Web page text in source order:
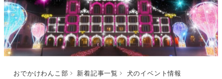
へ
移
動
おでかけわんこ部 新着記事一覧
犬のイベント情報